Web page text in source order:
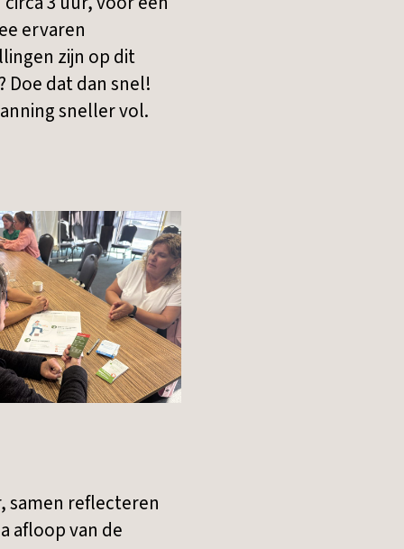
ervaren
zijn op dit
dat dan snel!
sneller vol.
samen reflecteren
afloop van de